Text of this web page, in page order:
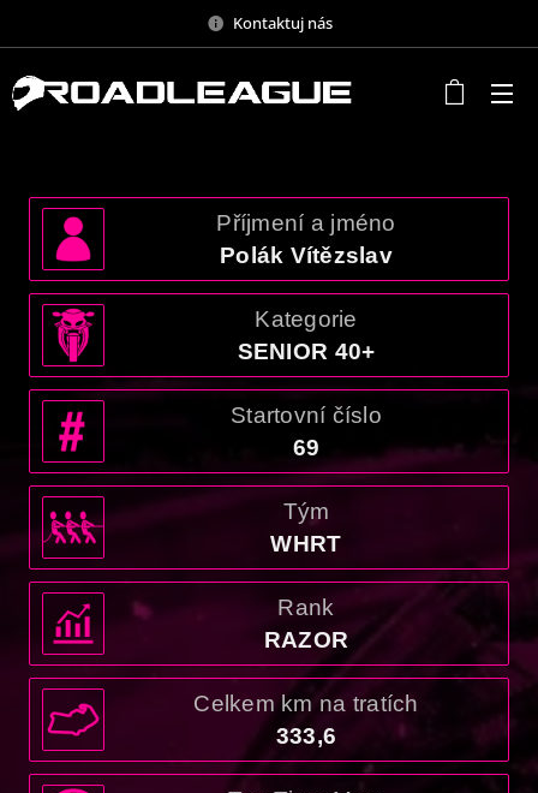
Kontaktuj nás
Příjmení a jméno
Polák Vítězslav
Kategorie
SENIOR 40+
Startovní číslo
69
Tým
WHRT
Rank
RAZOR
Celkem km na tratích
333,6